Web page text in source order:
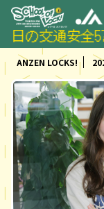
通安全575
ANZEN LOCKS!